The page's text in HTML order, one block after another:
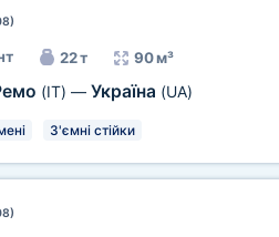
22 т 90 м³
(IT) — Україна (UA)
З'ємні стійки